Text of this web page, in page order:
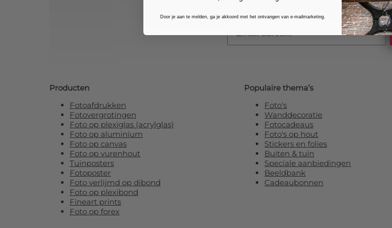
Producten
Fotoafdrukken
Fotovergrotingen
Foto op plexiglas (acrylglas)
Foto op aluminium
Foto op canvas
Foto op vurenhout
Tuinposters
Fotoposter
Foto verlijmd op dibond
Foto op plexibond
Fineart prints
Foto op forex
Populaire thema’s
Foto's
Wanddecoratie
Fotocadeaus
Foto's op hout
Stickers en folies
Buiten & tuin
Speciale aanbiedingen
Beeldbank
Cadeaubonnen
Door je aan te melden, ga je akkoord met het ontvangen van e-mailmarketing.